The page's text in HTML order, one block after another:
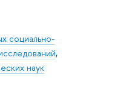
социально-
,
наук